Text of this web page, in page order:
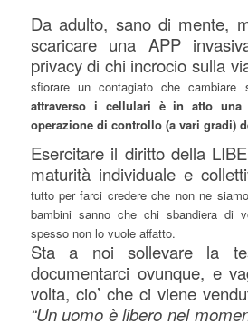
Da adulto, sano di mente,
scaricare una APP
privacy di chi incrocio sulla
sfiorare un contagiato che cambiare
attraverso i cellulari è in atto una
operazione di controllo (a vari gradi)
Esercitare il diritto della
maturità individuale e
tutto per farci credere che non ne
bambini sanno che chi sbandiera di
spesso non lo vuole affatto.
Sta a noi sollevare la
documentarci ovunque, e
volta, cio’ che ci viene
“Un uomo è libero nel